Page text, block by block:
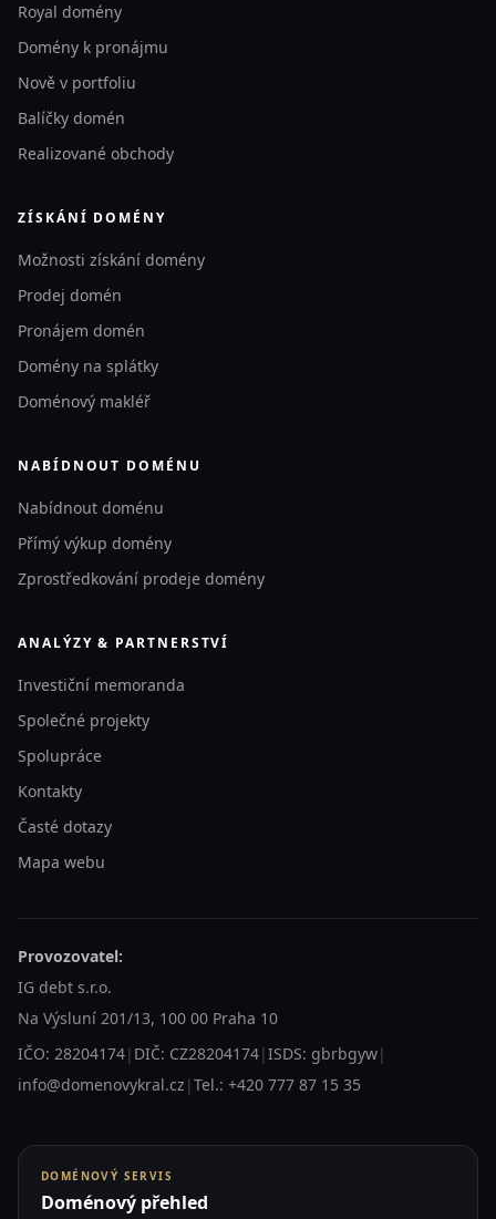
Royal domény
Domény k pronájmu
Nově v portfoliu
Balíčky domén
Realizované obchody
ZÍSKÁNÍ DOMÉNY
Možnosti získání domény
Prodej domén
Pronájem domén
Domény na splátky
Doménový makléř
NABÍDNOUT DOMÉNU
Nabídnout doménu
Přímý výkup domény
Zprostředkování prodeje domény
ANALÝZY & PARTNERSTVÍ
Investiční memoranda
Společné projekty
Spolupráce
Kontakty
Časté dotazy
Mapa webu
Provozovatel:
IG debt s.r.o.
Na Výsluní 201/13, 100 00 Praha 10
IČO: 28204174| DIČ: CZ28204174| ISDS: gbrbgyw|
info@domenovykral.cz | Tel.: +420 777 87 15 35
DOMÉNOVÝ SERVIS
Doménový přehled